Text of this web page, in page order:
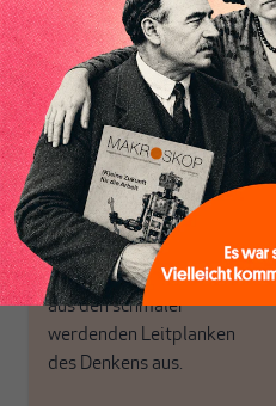
Inhaltsverzeichnis
das große Ganze. Wir
haben einen Blick auf
Geld, Wirtschaft und
Politik, den Sie so
woanders nicht finden.
Dabei leben wir von
unseren Autoren, ihren
Recherchen, ihrem Wissen
und ihrem Enthusiasmus.
Gemeinsam scheren wir
aus den schmaler
werdenden Leitplanken
des Denkens aus.